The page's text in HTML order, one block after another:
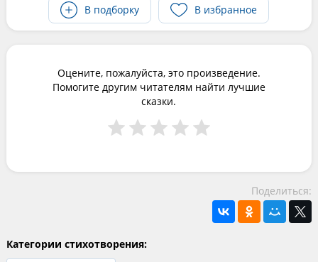
В подборку
В избранное
Оцените, пожалуйста, это произведение.
Помогите другим читателям найти лучшие
сказки.
Поделиться:
Категории стихотворения: